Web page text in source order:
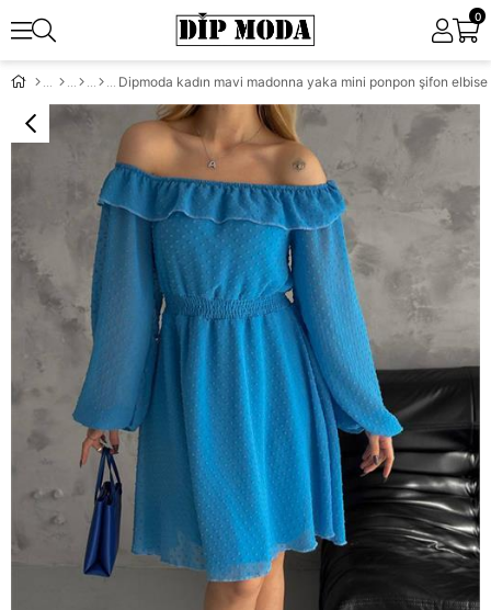
0
Dipmoda kadın mavi madonna yaka mini ponpon şifon